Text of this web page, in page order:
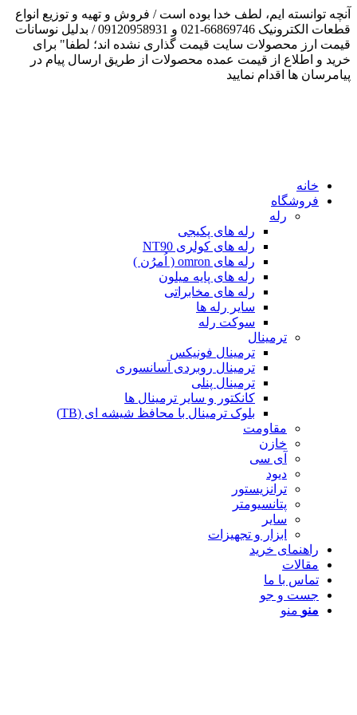
توانسته ایم، لطف خدا بوده است / فروش و تهیه و توزیع انواع
قطعات الکترونیک 66869746-021 و 09120958931 / بدلیل نوسانات
ارز محصولات سایت قیمت گذاری نشده اند؛ لطفا" برای
و اطلاع از قیمت عمده محصولات از طریق ارسال پیام در
ها اقدام نمایید
خانه
فروشگاه
رله
رله های پکیجی
رله های کولری NT90
رله های omron ( اُمرُن )
رله های پایه میلون
رله های مخابراتی
سایر رله ها
سوکت رله
ترمینال
ترمینال فونیکس
ترمینال روبردی آسانسوری
ترمینال پنلی
کانکتور و سایر ترمینال ها
بلوک ترمینال با محافظ شیشه ای (TB)
مقاومت
خازن
آی سی
دیود
ترانزیستور
پتانسیومتر
سایر
ابزار و تجهیزات
راهنمای خرید
مقالات
تماس با ما
جست و جو
منو منو